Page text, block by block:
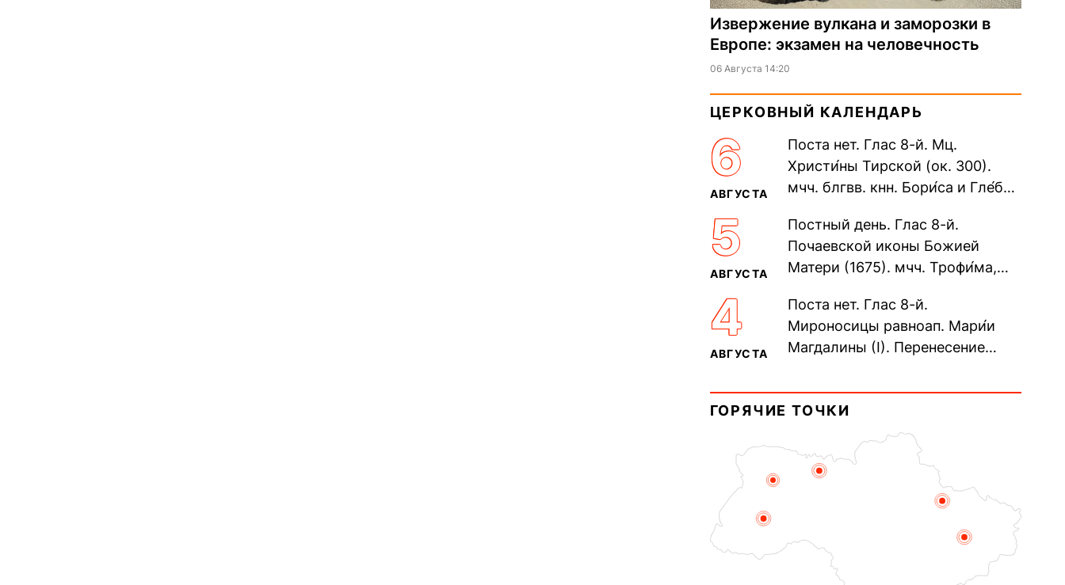
Извержение вулкана и заморозки в
Европе: экзамен на человечность
06 Августа 14:20
ЦЕРКОВНЫЙ КАЛЕНДАРЬ
6
АВГУСТА
Поста нет. Глас 8-й. Мц.
Христи́ны Тирской (ок. 300).
мчч. блгвв. кнн. Бори́са и Гле́ба,
Дави́да (1015). Прп....
5
АВГУСТА
Постный день. Глас 8-й.
Почаевской иконы Божией
Матери (1675). мчч. Трофи́ма,
мучеников (284–305). прав.
воина Фео́дора...
4
АВГУСТА
Поста нет. Глас 8-й.
Мироносицы равноап. Мари́и
Магдалины (I). Перенесение
Синопского (403–404). Прп.
Корни́лия...
ГОРЯЧИЕ ТОЧКИ